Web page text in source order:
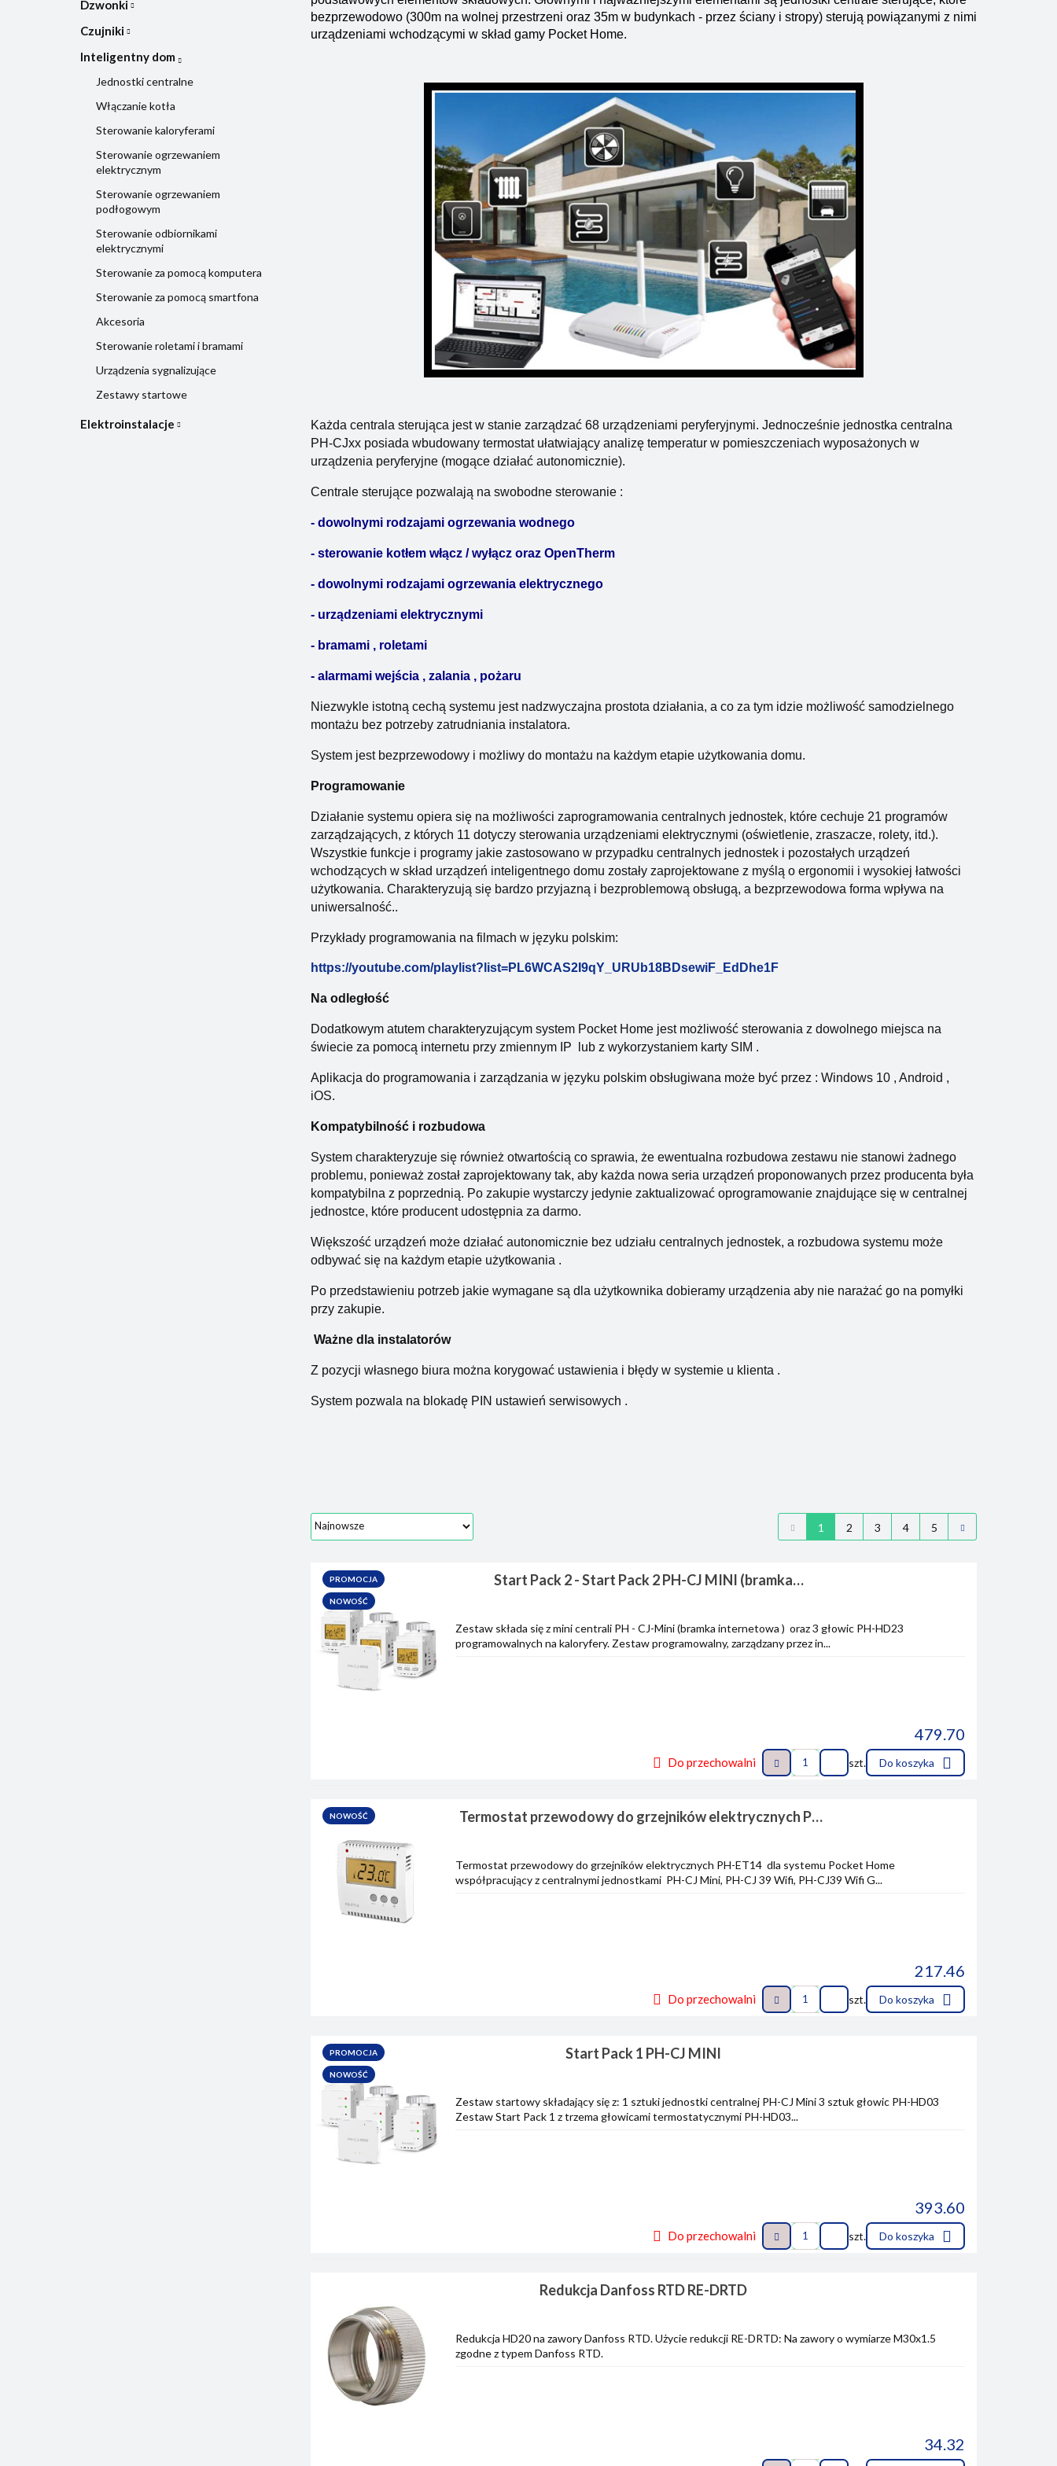
Dzwonki
Czujniki
Inteligentny dom
Jednostki centralne
Włączanie kotła
Sterowanie kaloryferami
Sterowanie ogrzewaniem
elektrycznym
Sterowanie ogrzewaniem
podłogowym
Sterowanie odbiornikami
elektrycznymi
Sterowanie za pomocą komputera
Sterowanie za pomocą smartfona
Akcesoria
Sterowanie roletami i bramami
Urządzenia sygnalizujące
Zestawy startowe
Elektroinstalacje
bezprzewodowo (300m na wolnej przestrzeni oraz 35m w budynkach - przez ściany i stropy) sterują powiązanymi z nimi
urządzeniami wchodzącymi w skład gamy Pocket Home.
Każda centrala sterująca jest w stanie zarządzać 68 urządzeniami peryferyjnymi. Jednocześnie jednostka centralna
PH-CJxx posiada wbudowany termostat ułatwiający analizę temperatur w pomieszczeniach wyposażonych w
urządzenia peryferyjne (mogące działać autonomicznie).
Centrale sterujące pozwalają na swobodne sterowanie :
- dowolnymi rodzajami ogrzewania wodnego
- sterowanie kotłem włącz / wyłącz oraz OpenTherm
- dowolnymi rodzajami ogrzewania elektrycznego
- urządzeniami elektrycznymi
- bramami , roletami
- alarmami wejścia , zalania , pożaru
Niezwykle istotną cechą systemu jest nadzwyczajna prostota działania, a co za tym idzie możliwość samodzielnego
montażu bez potrzeby zatrudniania instalatora.
System jest bezprzewodowy i możliwy do montażu na każdym etapie użytkowania domu.
Programowanie
Działanie systemu opiera się na możliwości zaprogramowania centralnych jednostek, które cechuje 21 programów
zarządzających, z których 11 dotyczy sterowania urządzeniami elektrycznymi (oświetlenie, zraszacze, rolety, itd.).
Wszystkie funkcje i programy jakie zastosowano w przypadku centralnych jednostek i pozostałych urządzeń
wchodzących w skład urządzeń inteligentnego domu zostały zaprojektowane z myślą o ergonomii i wysokiej łatwości
użytkowania. Charakteryzują się bardzo przyjazną i bezproblemową obsługą, a bezprzewodowa forma wpływa na
uniwersalność..
Przykłady programowania na filmach w języku polskim:
https://youtube.com/playlist?list=PL6WCAS2I9qY_URUb18BDsewiF_EdDhe1F
Na odległość
Dodatkowym atutem charakteryzującym system Pocket Home jest możliwość sterowania z dowolnego miejsca na
świecie za pomocą internetu przy zmiennym IP lub z wykorzystaniem karty SIM .
Aplikacja do programowania i zarządzania w języku polskim obsługiwana może być przez : Windows 10 , Android ,
iOS.
Kompatybilność i rozbudowa
System charakteryzuje się również otwartością co sprawia, że ewentualna rozbudowa zestawu nie stanowi żadnego
problemu, ponieważ został zaprojektowany tak, aby każda nowa seria urządzeń proponowanych przez producenta była
kompatybilna z poprzednią. Po zakupie wystarczy jedynie zaktualizować oprogramowanie znajdujące się w centralnej
jednostce, które producent udostępnia za darmo.
Większość urządzeń może działać autonomicznie bez udziału centralnych jednostek, a rozbudowa systemu może
odbywać się na każdym etapie użytkowania .
Po przedstawieniu potrzeb jakie wymagane są dla użytkownika dobieramy urządzenia aby nie narażać go na pomyłki
przy zakupie.
Ważne dla instalatorów
Z pozycji własnego biura można korygować ustawienia i błędy w systemie u klienta .
System pozwala na blokadę PIN ustawień serwisowych .
1 2 3 4 5
PROMOCJA
NOWOŚĆ
Start Pack 2 - Start Pack 2 PH-CJ MINI (bramka
Zestaw składa się z mini centrali PH - CJ-Mini (bramka internetowa ) oraz 3 głowic PH-HD23
programowalnych na kaloryfery. Zestaw programowalny, zarządzany przez in...
479.70
szt. Do koszyka
Do przechowalni
NOWOŚĆ
Termostat przewodowy do grzejników elektrycznych PH-
Termostat przewodowy do grzejników elektrycznych PH-ET14 dla systemu Pocket Home
współpracujący z centralnymi jednostkami PH-CJ Mini, PH-CJ 39 Wifi, PH-CJ39 Wifi G...
217.46
szt. Do koszyka
Do przechowalni
PROMOCJA
NOWOŚĆ
Start Pack 1 PH-CJ MINI
Zestaw startowy składający się z: 1 sztuki jednostki centralnej PH-CJ Mini 3 sztuk głowic PH-HD03
Zestaw Start Pack 1 z trzema głowicami termostatycznymi PH-HD03...
393.60
szt. Do koszyka
Do przechowalni
Redukcja Danfoss RTD RE-DRTD
Redukcja HD20 na zawory Danfoss RTD. Użycie redukcji RE-DRTD: Na zawory o wymiarze M30x1.5
zgodne z typem Danfoss RTD.
34.32